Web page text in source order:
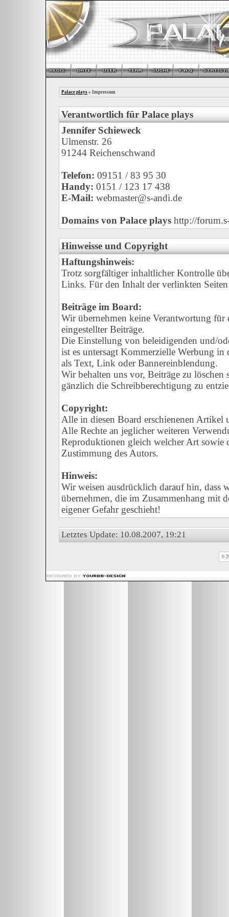
Palace plays » Impressum
Verantwortlich für Palace plays
Jennifer Schieweck
Ulmenstr. 26
91244 Reichenschwand
Telefon: 09151 / 83 95 30
Handy: 0151 / 123 17 438
E-Mail: webmaster@s-andi.de
Domains von Palace plays http://
Hinweisse und Copyright
Haftungshinweis:
Trotz sorgfältiger inhaltlicher Kontrolle
Links. Für den Inhalt der verlinkten
Beiträge im Board:
Wir übernehmen keine Verantwortung
eingestellter Beiträge.
Die Einstellung von beleidigenden und/
ist es untersagt Kommerzielle Werbung
als Text, Link oder Bannereinblendung.
Wir behalten uns vor, Beiträge zu
gänzlich die Schreibberechtigung zu
Copyright:
Alle in diesen Board erschienenen
Alle Rechte an jeglicher weiteren
Reproduktionen gleich welcher Art sowie
Zustimmung des Autors.
Hinweis:
Wir weisen ausdrücklich darauf hin,
übernehmen, die im Zusammenhang mit
eigener Gefahr geschieht!
Letztes Update: 10.08.2007, 19:21
©